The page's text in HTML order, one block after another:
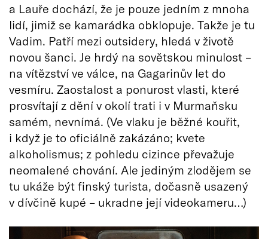
a Lauře dochází, že je pouze jedním z mnoha
lidí, jimiž se kamarádka obklopuje. Takže je tu
Vadim. Patří mezi outsidery, hledá v životě
novou šanci. Je hrdý na sovětskou minulost –
na vítězství ve válce, na Gagarinův let do
vesmíru. Zaostalost a ponurost vlasti, které
prosvítají z dění v okolí trati i v Murmaňsku
samém, nevnímá. (Ve vlaku je běžné kouřit,
i když je to oficiálně zakázáno; kvete
alkoholismus; z pohledu cizince převažuje
neomalené chování. Ale jediným zlodějem se
tu ukáže být finský turista, dočasně usazený
v dívčině kupé – ukradne její videokameru…)